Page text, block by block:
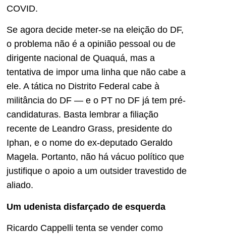
COVID.
Se agora decide meter-se na eleição do DF,
o problema não é a opinião pessoal ou de
dirigente nacional de Quaquá, mas a
tentativa de impor uma linha que não cabe a
ele. A tática no Distrito Federal cabe à
militância do DF — e o PT no DF já tem pré-
candidaturas. Basta lembrar a filiação
recente de Leandro Grass, presidente do
Iphan, e o nome do ex-deputado Geraldo
Magela. Portanto, não há vácuo político que
justifique o apoio a um outsider travestido de
aliado.
Um udenista disfarçado de esquerda
Ricardo Cappelli tenta se vender como